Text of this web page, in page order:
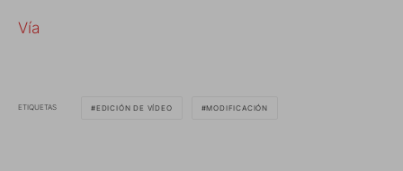
Vía
ETIQUETAS EDICIÓN DE VÍDEO MODIFICACIÓN